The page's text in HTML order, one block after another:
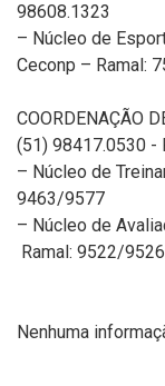
98608.1323
– Núcleo de
Ceconp – Ramal:
COORDENAÇÃO
(51) 98417.0530
– Núcleo de
9463/9577
– Núcleo de
Ramal: 9522/9526
Nenhuma